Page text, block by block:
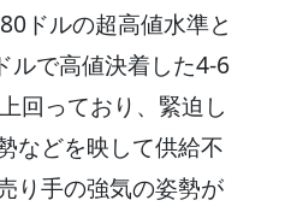
ドルの超高値水準と
ルで高値決着した4‐6
回っており、緊迫し
などを映して供給不
り手の強気の姿勢が